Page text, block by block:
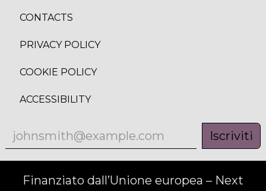
CONTACTS
PRIVACY POLICY
COOKIE POLICY
ACCESSIBILITY
Iscriviti
Finanziato dall’Unione europea – Next